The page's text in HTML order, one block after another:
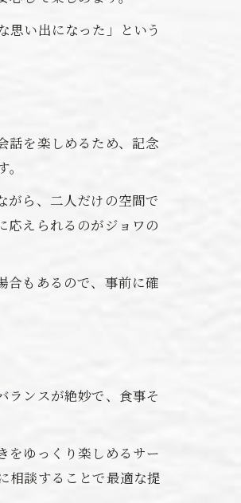
思い出になった」という
話を楽しめるため、記念
がら、二人だけの空間で
応えられるのがジョワの
合もあるので、事前に確
ランスが絶妙で、食事そ
をゆっくり楽しめるサー
相談することで最適な提